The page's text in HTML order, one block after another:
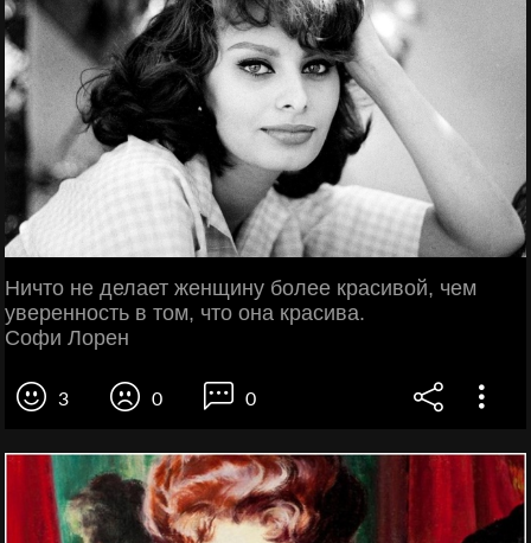
Ничто не делает женщину более красивой, чем
уверенность в том, что она красива.
Софи Лорен
3 0 0